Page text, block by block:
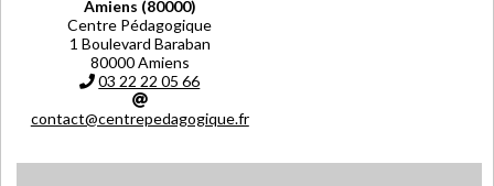
Amiens (80000)
Centre Pédagogique
1 Boulevard Baraban
80000 Amiens
03 22 22 05 66
contact@centrepedagogique.fr